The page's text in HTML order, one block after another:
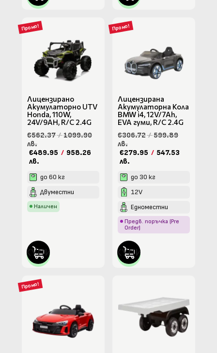
Промо!
Лицензирано
Акумулаторно UTV
Honda, 110W,
24V/9AH, R/C 2.4G
€562.37/1099.90
лв.
€489.95 / 958.26
лв.
до 60 кг
Двуместни
Наличен
КУПИ
Промо!
Лицензирана
Акумулаторна Кола
BMW i4, 12V/7Ah,
EVA гуми, R/C 2.4G
€306.72/599.89
лв.
€279.95 / 547.53
лв.
до 30 кг
12V
Едноместни
Предв. поръчка (Pre
Order)
КУПИ
Промо!